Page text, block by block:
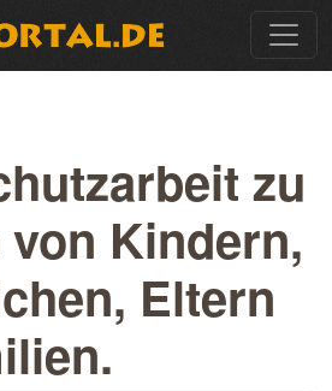
zu
Kindern,
Eltern